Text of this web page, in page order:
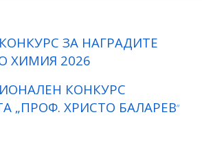
ЗА НАГРАДИТЕ
ХИМИЯ 2026
КОНКУРС
„ПРОФ. ХРИСТО БАЛАРЕВ“